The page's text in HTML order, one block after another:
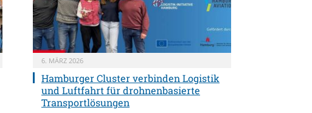
6. MÄRZ 2026
Hamburger Cluster verbinden Logistik
und Luftfahrt für drohnenbasierte
Transportlösungen